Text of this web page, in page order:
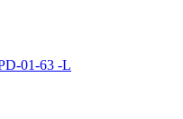
01-63 -L